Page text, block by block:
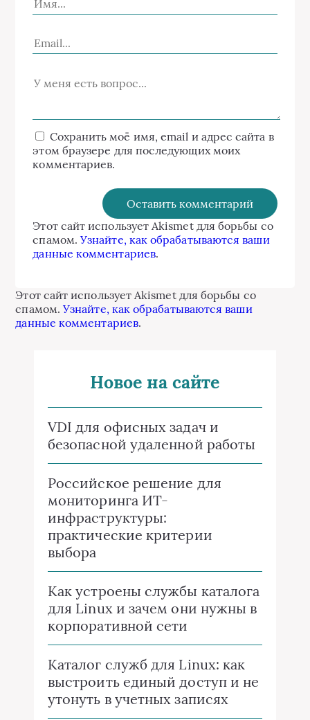
Сохранить моё имя, email и адрес сайта в
этом браузере для последующих моих
комментариев.
Этот сайт использует Akismet для борьбы со
спамом.Узнайте, как обрабатываются ваши
данные комментариев.
Этот сайт использует Akismet для борьбы со
спамом.Узнайте, как обрабатываются ваши
данные комментариев.
Новое на сайте
VDI для офисных задач и
безопасной удаленной работы
Российское решение для
мониторинга ИТ-
инфраструктуры:
практические критерии
выбора
Как устроены службы каталога
для Linux и зачем они нужны в
корпоративной сети
Каталог служб для Linux: как
выстроить единый доступ и не
утонуть в учетных записях